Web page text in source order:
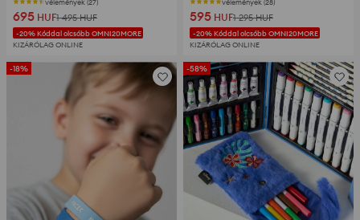
vélemények (27)
695 HUF1 495 HUF
-20% Kóddal olcsóbb OMNI20MORE
KIZÁRÓLAG ONLINE
vélemények (28)
595 HUF1 295 HUF
-20% Kóddal olcsóbb OMNI20MORE
KIZÁRÓLAG ONLINE
-18% -58%